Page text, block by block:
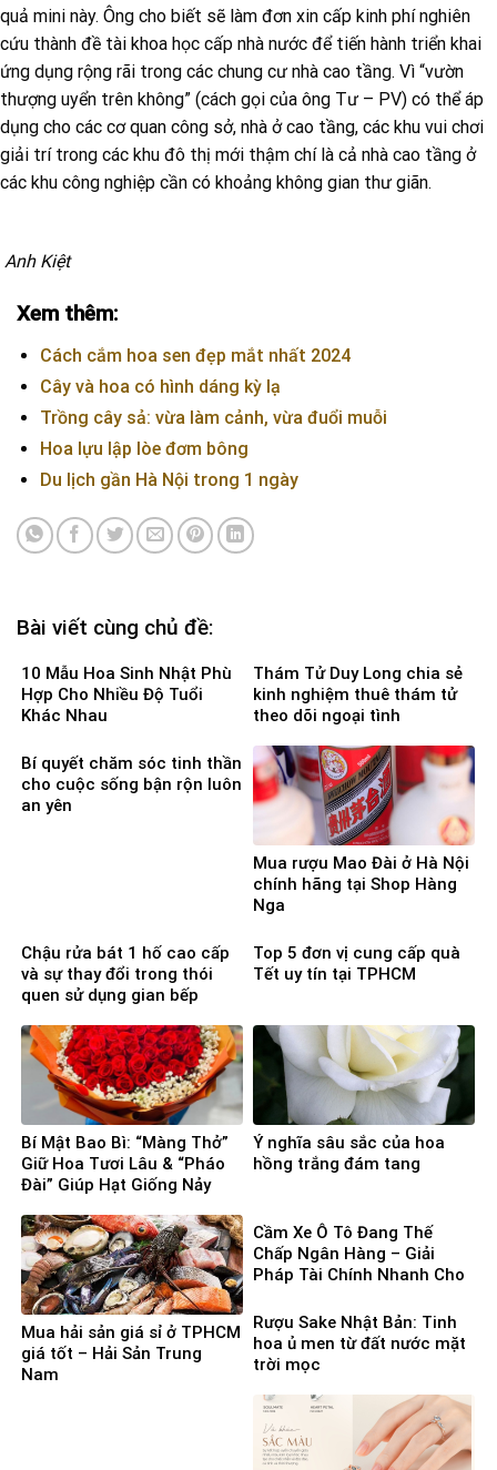
quả mini này. Ông cho biết sẽ làm đơn xin cấp kinh phí nghiên
cứu thành đề tài khoa học cấp nhà nước để tiến hành triển khai
ứng dụng rộng rãi trong các chung cư nhà cao tầng. Vì “vườn
thượng uyển trên không” (cách gọi của ông Tư – PV) có thể áp
dụng cho các cơ quan công sở, nhà ở cao tầng, các khu vui chơi
giải trí trong các khu đô thị mới thậm chí là cả nhà cao tầng ở
các khu công nghiệp cần có khoảng không gian thư giãn.
Anh Kiệt
Xem thêm:
Cách cắm hoa sen đẹp mắt nhất 2024
Cây và hoa có hình dáng kỳ lạ
Trồng cây sả: vừa làm cảnh, vừa đuổi muỗi
Hoa lựu lập lòe đơm bông
Du lịch gần Hà Nội trong 1 ngày
Bài viết cùng chủ đề:
10 Mẫu Hoa Sinh Nhật Phù
Hợp Cho Nhiều Độ Tuổi
Khác Nhau
Thám Tử Duy Long chia sẻ
kinh nghiệm thuê thám tử
theo dõi ngoại tình
Bí quyết chăm sóc tinh thần
cho cuộc sống bận rộn luôn
an yên
Mua rượu Mao Đài ở Hà Nội
chính hãng tại Shop Hàng
Nga
Chậu rửa bát 1 hố cao cấp
và sự thay đổi trong thói
quen sử dụng gian bếp
Top 5 đơn vị cung cấp quà
Tết uy tín tại TPHCM
Bí Mật Bao Bì: “Màng Thở”
Giữ Hoa Tươi Lâu & “Pháo
Đài” Giúp Hạt Giống Nảy
Ý nghĩa sâu sắc của hoa
hồng trắng đám tang
Mua hải sản giá sỉ ở TPHCM
giá tốt – Hải Sản Trung
Nam
Cầm Xe Ô Tô Đang Thế
Chấp Ngân Hàng – Giải
Pháp Tài Chính Nhanh Cho
Rượu Sake Nhật Bản: Tinh
hoa ủ men từ đất nước mặt
trời mọc